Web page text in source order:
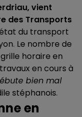
vient
des Transports
du transport
Le nombre de
horaire en
en cours à
bien mal
stéphanois.
en